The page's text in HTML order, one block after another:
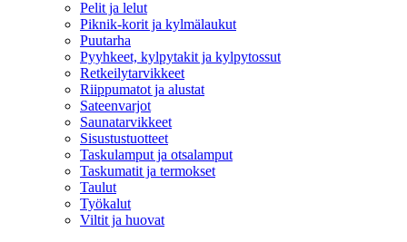
Pelit ja lelut
Piknik-korit ja kylmälaukut
Puutarha
Pyyhkeet, kylpytakit ja kylpytossut
Retkeilytarvikkeet
Riippumatot ja alustat
Sateenvarjot
Saunatarvikkeet
Sisustustuotteet
Taskulamput ja otsalamput
Taskumatit ja termokset
Taulut
Työkalut
Viltit ja huovat